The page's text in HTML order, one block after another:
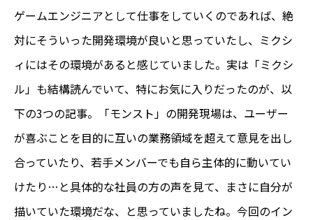
ゲームエンジニアとして仕事をしていくのであれば、絶
対にそういった開発環境が良いと思っていたし、ミクシ
ィにはその環境があると感じていました。実は「ミクシ
ル」も結構読んでいて、特にお気に入りだったのが、以
下の3つの記事。「モンスト」の開発現場は、ユーザー
が喜ぶことを目的に互いの業務領域を超えて意見を出し
合っていたり、若手メンバーでも自ら主体的に動いてい
けたり…と具体的な社員の方の声を見て、まさに自分が
描いていた環境だな、と思っていましたね。今回のイン